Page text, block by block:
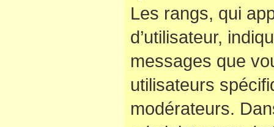
Les rangs, qui
d’utilisateur,
messages que
utilisateurs
modérateurs.